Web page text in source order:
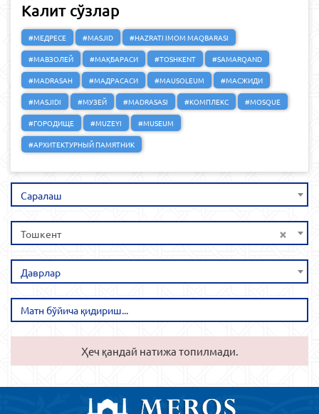
Калит сўзлар
#МЕДРЕСЕ #MASJID
#HAZRATI IMOM MAQBARASI
#МАВЗОЛЕЙ
#МАҚБАРАСИ #TOSHKENT
#SAMARQAND
#MADRASAH
#МАДРАСАСИ #MAUSOLEUM
#МАСЖИДИ
#MASJIDI
#МУЗЕЙ #MADRASASI #КОМПЛЕКС
#MOSQUE
#ГОРОДИЩЕ
#MUZEYI
#MUSEUM
#АРХИТЕКТУРНЫЙ ПАМЯТНИК
Саралаш
×
Тошкент
Даврлар
Ҳеч қандай натижа топилмади.